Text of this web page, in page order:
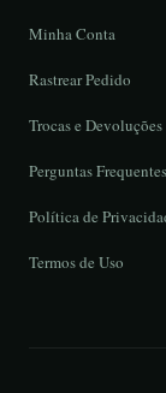
Minha Conta
Rastrear Pedido
Trocas e Devoluções
Perguntas Frequentes
Política de
Termos de Uso